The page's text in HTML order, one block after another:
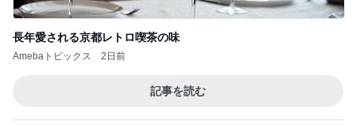
長年愛される京都レトロ喫茶の味
Amebaトピックス 2日前
記事を読む